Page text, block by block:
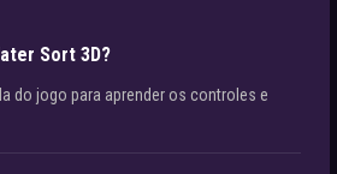
Sort 3D?
do jogo para aprender os controles e